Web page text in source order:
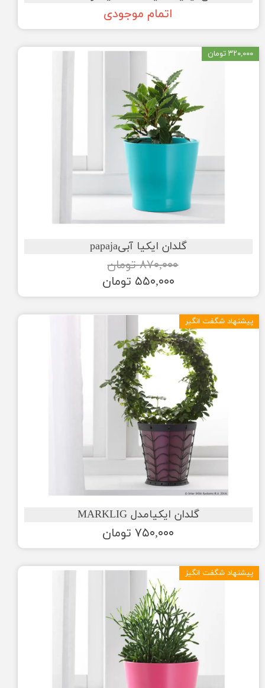
اتمام موجودی
گلدان ایکیا آبیpapaja
۸۷۰,۰۰۰ تومان
۵۵۰,۰۰۰ تومان
۳۲۰,۰۰۰ تومان
گلدان ایکیامدل MARKLIG
۷۵۰,۰۰۰ تومان
پیشنهاد شگفت انگیر
پیشنهاد شگفت انگیز